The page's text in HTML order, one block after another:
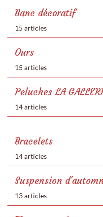
Banc décoratif
15 articles
Ours
15 articles
Peluches LA
14 articles
Bracelets
14 articles
Suspension
13 articles